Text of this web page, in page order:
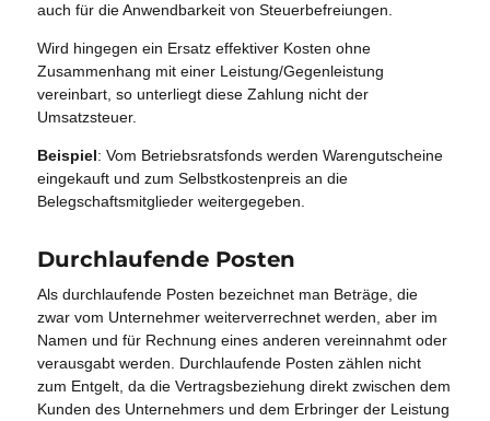
auch für die Anwendbarkeit von Steuerbefreiungen.
Wird hingegen ein Ersatz effektiver Kosten ohne
Zusammenhang mit einer Leistung/Gegenleistung
vereinbart, so unterliegt diese Zahlung nicht der
Umsatzsteuer.
Beispiel: Vom Betriebsratsfonds werden Warengutscheine
eingekauft und zum Selbstkostenpreis an die
Belegschaftsmitglieder weitergegeben.
Durchlaufende Posten
Als durchlaufende Posten bezeichnet man Beträge, die
zwar vom Unternehmer weiterverrechnet werden, aber im
Namen und für Rechnung eines anderen vereinnahmt oder
verausgabt werden. Durchlaufende Posten zählen nicht
zum Entgelt, da die Vertragsbeziehung direkt zwischen dem
Kunden des Unternehmers und dem Erbringer der Leistung